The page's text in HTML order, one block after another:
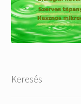
Keresés